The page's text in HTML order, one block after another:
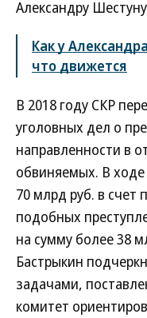
Александру
Как у
что движется
В 2018 году СКР
уголовных дел о
направленности в
обвиняемых. В
70 млрд руб. в счет
подобных
на сумму более 38
Бастрыкин
задачами,
комитет